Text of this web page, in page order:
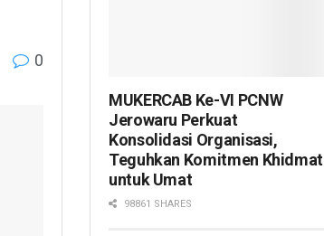
0
MUKERCAB Ke-VI PCNW
Jerowaru Perkuat
Konsolidasi Organisasi,
Teguhkan Komitmen Khidmat
untuk Umat
98861 SHARES